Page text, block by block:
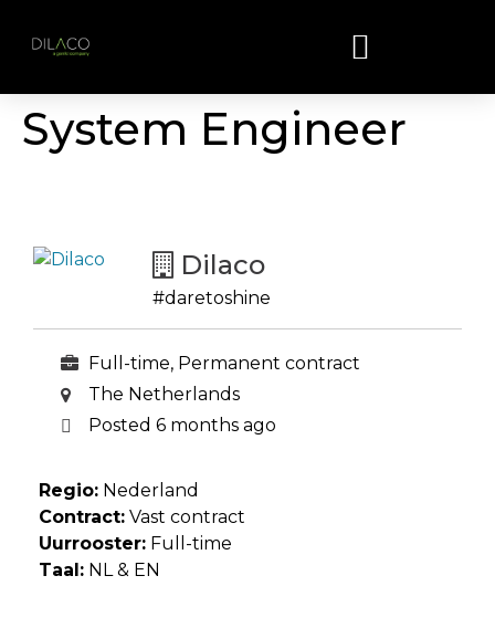
System Engineer
Dilaco
#daretoshine
Full-time, Permanent contract
The Netherlands
Posted 6 months ago
Regio: Nederland
Contract: Vast contract
Uurrooster: Full-time
Taal: NL & EN